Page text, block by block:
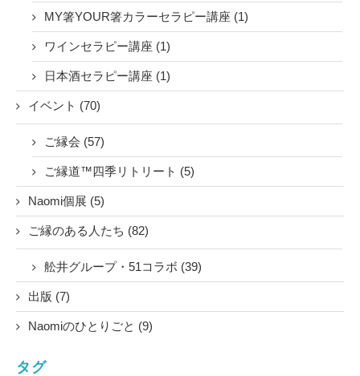
MY箸YOUR箸カラーセラピー講座 (1)
ワインセラピー講座 (1)
日本酒セラピー講座 (1)
イベント (70)
ご縁会 (57)
ご縁道™四季リトリート (5)
Naomi個展 (5)
ご縁のある人たち (82)
舩井グループ・51コラボ (39)
出版 (7)
Naomiのひとりごと (9)
タグ